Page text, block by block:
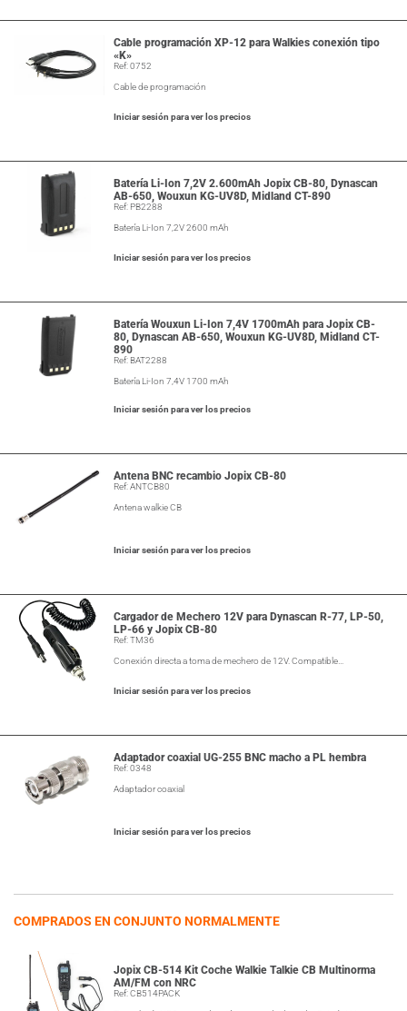
Cable programación XP-12 para Walkies conexión tipo
«K»
Ref: 0752
Cable de programación
Iniciar sesión para ver los precios
Batería Li-Ion 7,2V 2.600mAh Jopix CB-80, Dynascan
AB-650, Wouxun KG-UV8D, Midland CT-890
Ref: PB2288
Batería Li-Ion 7,2V 2600 mAh
Iniciar sesión para ver los precios
Batería Wouxun Li-Ion 7,4V 1700mAh para Jopix CB-
80, Dynascan AB-650, Wouxun KG-UV8D, Midland CT-
890
Ref: BAT2288
Batería Li-Ion 7,4V 1700 mAh
Iniciar sesión para ver los precios
Antena BNC recambio Jopix CB-80
Ref: ANTCB80
Antena walkie CB
Iniciar sesión para ver los precios
Cargador de Mechero 12V para Dynascan R-77, LP-50,
LP-66 y Jopix CB-80
Ref: TM36
Conexión directa a toma de mechero de 12V. Compatible…
Iniciar sesión para ver los precios
Adaptador coaxial UG-255 BNC macho a PL hembra
Ref: 0348
Adaptador coaxial
Iniciar sesión para ver los precios
COMPRADOS EN CONJUNTO NORMALMENTE
Jopix CB-514 Kit Coche Walkie Talkie CB Multinorma
AM/FM con NRC
Ref: CB514PACK